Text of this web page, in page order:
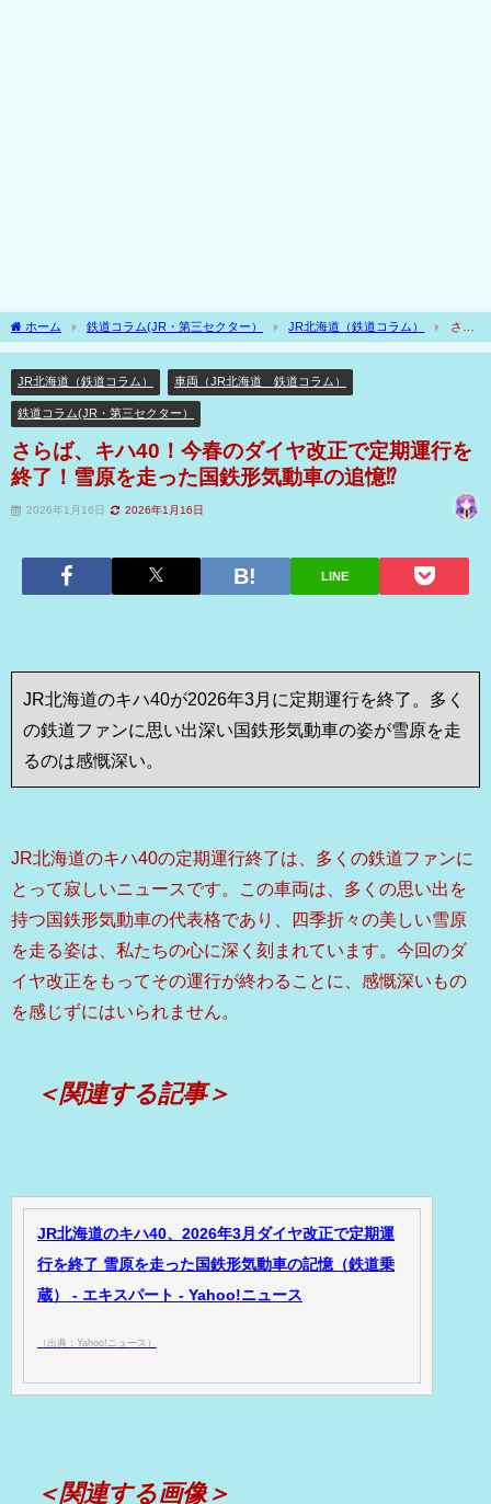
ホーム 鉄道コラム(JR・第三セクター） JR北海道（鉄道コラム）
さら
ば、キハ40！今春のダイヤ改正で定期運行を終了！雪原を走った国鉄形気動車の追憶⁉
JR北海道（鉄道コラム） 車両（JR北海道 鉄道コラム）
鉄道コラム(JR・第三セクター）
さらば、キハ40！今春のダイヤ改正で定期運行を
終了！雪原を走った国鉄形気動車の追憶⁉
2026年1月16日 2026年1月16日
LINE
JR北海道のキハ40が2026年3月に定期運行を終了。多く
の鉄道ファンに思い出深い国鉄形気動車の姿が雪原を走
るのは感慨深い。
JR北海道のキハ40の定期運行終了は、多くの鉄道ファンに
とって寂しいニュースです。この車両は、多くの思い出を
持つ国鉄形気動車の代表格であり、四季折々の美しい雪原
を走る姿は、私たちの心に深く刻まれています。今回のダ
イヤ改正をもってその運行が終わることに、感慨深いもの
を感じずにはいられません。
＜関連する記事＞
JR北海道のキハ40、2026年3月ダイヤ改正で定期運
行を終了 雪原を走った国鉄形気動車の記憶（鉄道乗
蔵） - エキスパート - Yahoo!ニュース
（出典：Yahoo!ニュース）
＜関連する画像＞